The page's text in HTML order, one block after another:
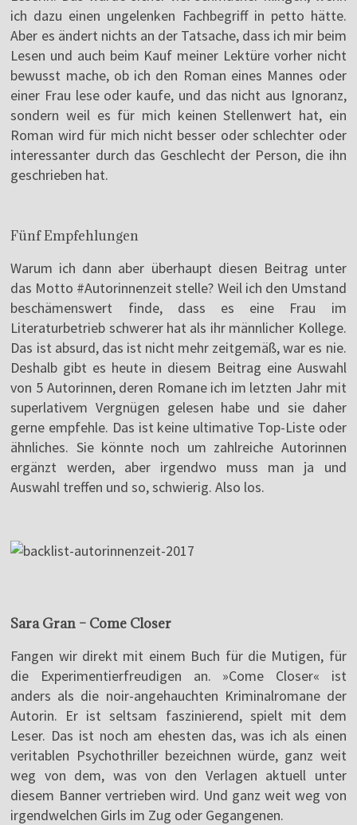
ich dazu einen ungelenken Fachbegriff in petto hätte.
Aber es ändert nichts an der Tatsache, dass ich mir beim
Lesen und auch beim Kauf meiner Lektüre vorher nicht
bewusst mache, ob ich den Roman eines Mannes oder
einer Frau lese oder kaufe, und das nicht aus Ignoranz,
sondern weil es für mich keinen Stellenwert hat, ein
Roman wird für mich nicht besser oder schlechter oder
interessanter durch das Geschlecht der Person, die ihn
geschrieben hat.
Fünf Empfehlungen
Warum ich dann aber überhaupt diesen Beitrag unter
das Motto #Autorinnenzeit stelle? Weil ich den Umstand
beschämenswert finde, dass es eine Frau im
Literaturbetrieb schwerer hat als ihr männlicher Kollege.
Das ist absurd, das ist nicht mehr zeitgemäß, war es nie.
Deshalb gibt es heute in diesem Beitrag eine Auswahl
von 5 Autorinnen, deren Romane ich im letzten Jahr mit
superlativem Vergnügen gelesen habe und sie daher
gerne empfehle. Das ist keine ultimative Top-Liste oder
ähnliches. Sie könnte noch um zahlreiche Autorinnen
ergänzt werden, aber irgendwo muss man ja und
Auswahl treffen und so, schwierig. Also los.
Sara Gran – Come Closer
Fangen wir direkt mit einem Buch für die Mutigen, für
die Experimentierfreudigen an. »Come Closer« ist
anders als die noir-angehauchten Kriminalromane der
Autorin. Er ist seltsam faszinierend, spielt mit dem
Leser. Das ist noch am ehesten das, was ich als einen
veritablen Psychothriller bezeichnen würde, ganz weit
weg von dem, was von den Verlagen aktuell unter
diesem Banner vertrieben wird. Und ganz weit weg von
irgendwelchen Girls im Zug oder Gegangenen.